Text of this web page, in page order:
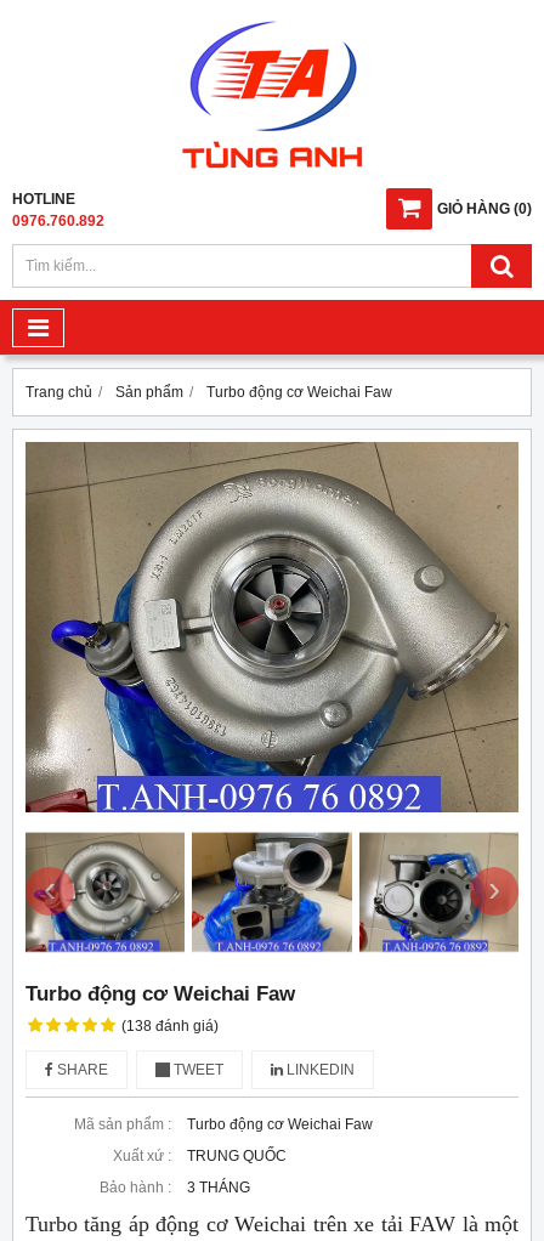
GIỎ HÀNG (0)
HOTLINE
0976.760.892
Trang chủ Sản phẩm Turbo động cơ Weichai Faw
‹ ›
Turbo động cơ Weichai Faw
(138 đánh giá)
SHARE TWEET LINKEDIN
Mã sản phẩm :
Turbo động cơ Weichai Faw
Xuất xứ :
TRUNG QUỐC
Bảo hành :
3 THÁNG
Turbo tăng áp động cơ Weichai trên xe tải FAW là một